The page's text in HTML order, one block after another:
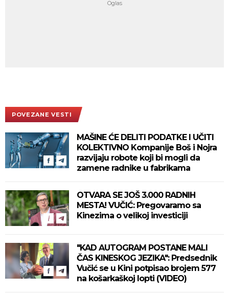
POVEZANE VESTI
MAŠINE ĆE DELITI PODATKE I UČITI
KOLEKTIVNO Kompanije Boš i Nojra
razvijaju robote koji bi mogli da
zamene radnike u fabrikama
OTVARA SE JOŠ 3.000 RADNIH
MESTA! VUČIĆ: Pregovaramo sa
Kinezima o velikoj investiciji
"KAD AUTOGRAM POSTANE MALI
ČAS KINESKOG JEZIKA": Predsednik
Vučić se u Kini potpisao brojem 577
na košarkaškoj lopti (VIDEO)